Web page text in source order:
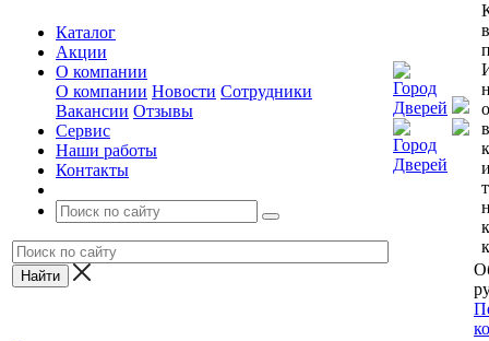
Каталог
Акции
О компании
О компании Новости Сотрудники
Вакансии Отзывы
Сервис
Наши работы
Контакты